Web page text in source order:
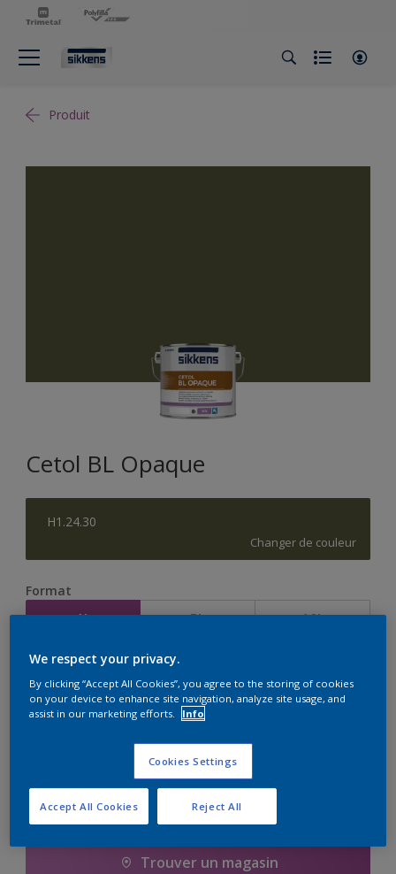
Produit
Cetol BL Opaque
H1.24.30
Changer de couleur
Format
1L 5L 10L
Quantité Calculateur de peinture
Calculer
Ajouter à la liste d’achats
Trouver un magasin
We respect your privacy.
By clicking “Accept All Cookies”, you agree to the storing of cookies
on your device to enhance site navigation, analyze site usage, and
assist in our marketing efforts.
Info
Cookies Settings
Reject All
Accept All Cookies